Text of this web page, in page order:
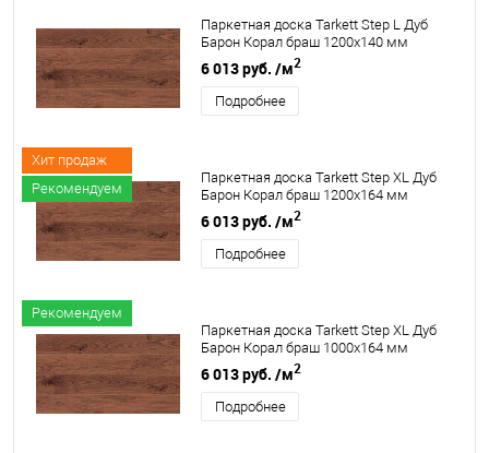
Паркетная доска Tarkett Step L Дуб
Барон Корал браш 1200х140 мм
6 013 руб. /м2
Подробнее
Хит продаж
Рекомендуем
Паркетная доска Tarkett Step XL Дуб
Барон Корал браш 1200х164 мм
6 013 руб. /м2
Подробнее
Рекомендуем
Паркетная доска Tarkett Step XL Дуб
Барон Корал браш 1000х164 мм
6 013 руб. /м2
Подробнее